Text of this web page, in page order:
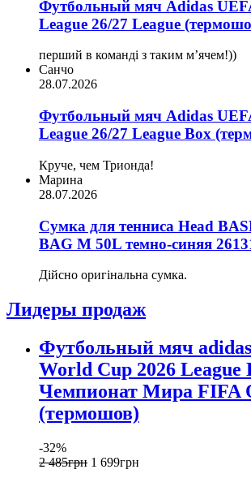
Футбольный мяч Adidas
League 26/27 League
перший в команді з таким мʼячем!))
Санчо
28.07.2026
Футбольный мяч Adidas
League 26/27 League Box
Круче, чем Трионда!
Марина
28.07.2026
Сумка для тенниса Head
BAG M 50L темно-синяя
Дійсно оригінальна сумка.
Лидеры продаж
Футбольный мяч
World Cup 2026 League
Чемпионат Мира FIFA
(термошов)
-32%
2 485грн 1 699грн